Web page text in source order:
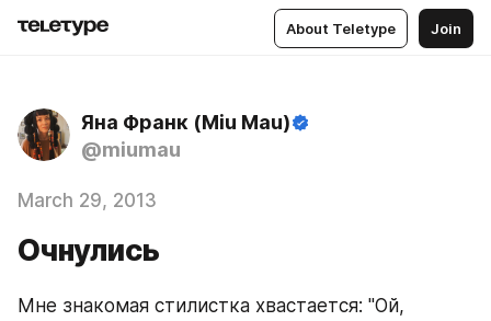
About Teletype Join
Яна Франк (Miu Mau)
@miumau
March 29, 2013
Очнулись
Мне знакомая стилистка хвастается: "Ой,